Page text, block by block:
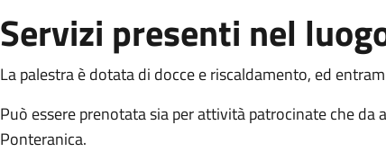
Servizi presenti nel
La palestra è dotata di docce e riscaldamento, ed
Può essere prenotata sia per attività patrocinate che
Ponteranica.